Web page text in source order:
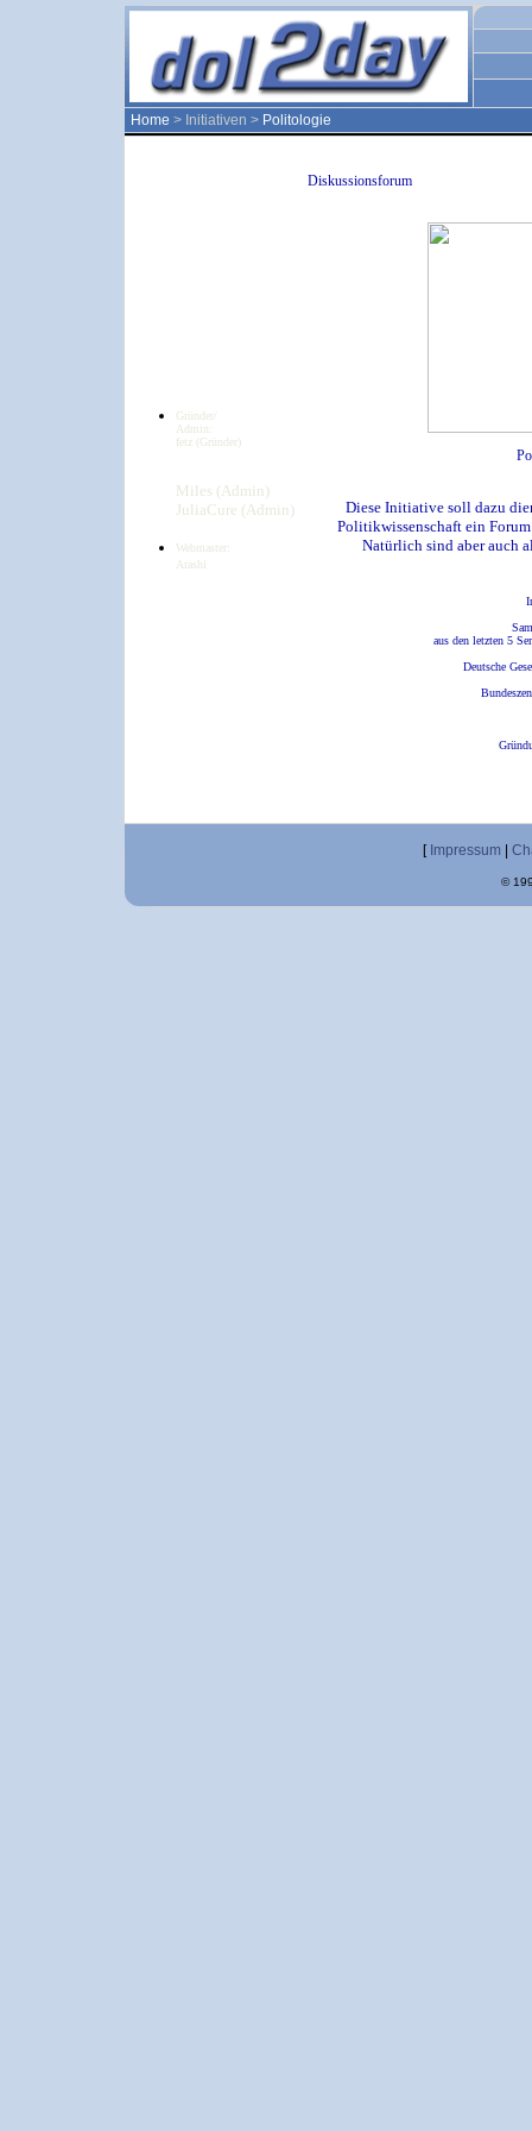
Home > Initiativen > Politologie
Gründer/
Admin:
fetz (Gründer)
Miles (Admin)
JuliaCure (Admin)
Webmaster:
Arashi
Diskussionsforum
Diese Initiative soll dazu
Politikwissenschaft ein Forum
Natürlich sind aber auch
aus den letzten 5
Deutsche
[ Impressum
©